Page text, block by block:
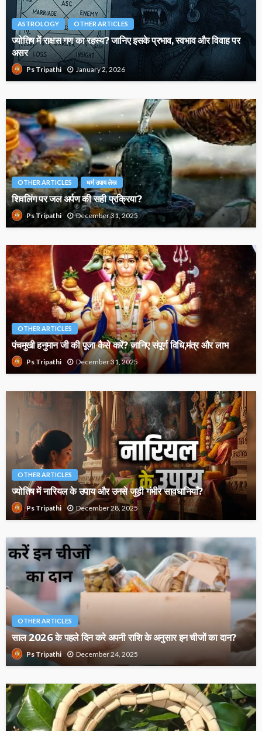
ASTROLOGY OTHER ARTICLES
ज्योतिष में राक्षस गण का रहस्य? जानिए इसके प्रभाव, स्वभाव और विवाह पर
असर
Ps Tripathi January 2, 2026
OTHER ARTICLES धर्म उपाय लेख
शिवलिंग पर जल अर्पण की सही प्रक्रिया?
Ps Tripathi December 31, 2025
OTHER ARTICLES
पंचमुखी हनुमान जी की पूजा कैसे करें? जानिए संपूर्ण विधि,मंत्र और लाभ
Ps Tripathi December 31, 2025
OTHER ARTICLES
ज्योतिष में नारियल के उपाय और उनसे जुड़ी गंभीर सावधानियाँ?
Ps Tripathi December 28, 2025
OTHER ARTICLES
साल 2026 के पहले दिन करे अपनी राशि के अनुसार इन चीजों का दान?
Ps Tripathi December 24, 2025